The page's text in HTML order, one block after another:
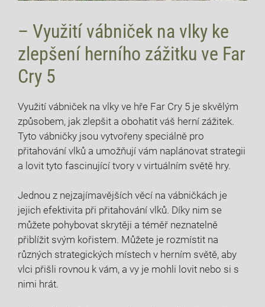
– Využití vábniček na vlky ke
zlepšení herního zážitku ve Far
Cry 5
Využití vábniček na vlky ve hře Far Cry 5 je skvělým
způsobem, jak zlepšit a obohatit váš herní zážitek.
Tyto vábničky jsou vytvořeny speciálně pro
přitahování vlků a umožňují vám naplánovat strategii
a lovit tyto fascinující tvory v virtuálním světě hry.
Jednou z nejzajímavějších věcí na vábničkách je
jejich efektivita při přitahování vlků. Díky nim se
můžete pohybovat skrytěji a téměř neznatelně
přiblížit svým kořistem. Můžete je rozmístit na
různých strategických místech v herním světě, aby
vlci přišli rovnou k vám, a vy je mohli lovit nebo si s
nimi hrát.